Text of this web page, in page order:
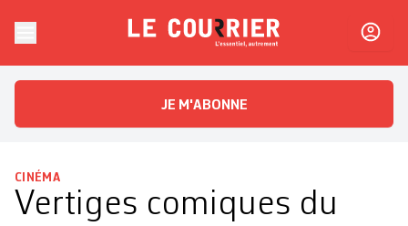
Le CourrierL'essentiel, autrement
JE M'ABONNE
CINÉMA
Vertiges comiques du